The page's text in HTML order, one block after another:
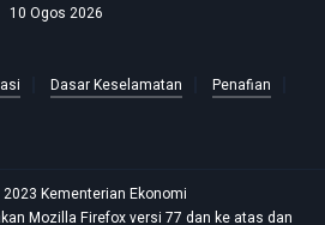
10 Ogos 2026
Dasar Keselamatan Penafian
Kementerian Ekonomi
Mozilla Firefox versi 77 dan ke atas dan